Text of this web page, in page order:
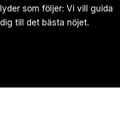
lyder som följer: Vi vill guida
dig till det bästa nöjet.